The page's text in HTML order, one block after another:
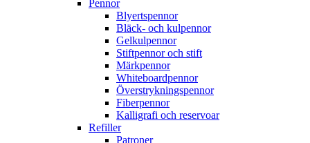
Pennor
Blyertspennor
Bläck- och kulpennor
Gelkulpennor
Stiftpennor och stift
Märkpennor
Whiteboardpennor
Överstrykningspennor
Fiberpennor
Kalligrafi och reservoar
Refiller
Patroner